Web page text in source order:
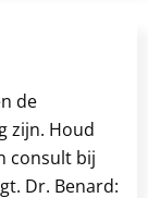
de
zijn. Houd
consult bij
Dr. Benard: